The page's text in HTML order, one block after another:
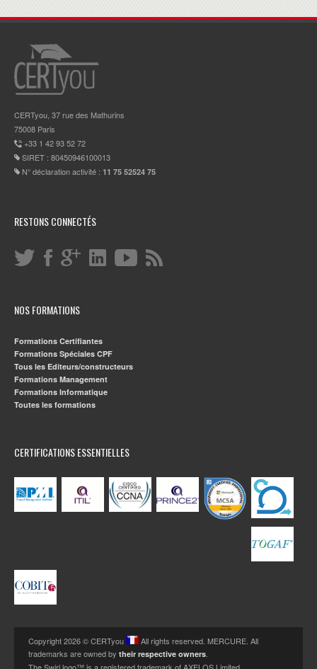
CERTyou, 37 rue des Mathurins
75008 Paris
+33 1 42 93 52 72
SIRET : 80450946100013
N° déclaration activité : 11 75 52524 75
RESTONS CONNECTÉS
NOS FORMATIONS
Formations Certifiantes
Formations Spéciales CPF
Tous les Editeurs/constructeurs
Formations Management
Formations Informatique
Toutes les formations
CERTIFICATIONS ESSENTIELLES
Copyright 2026 © CERTyou
All rights reserved. MERCURE. All
trademarks are owned by their respective owners.